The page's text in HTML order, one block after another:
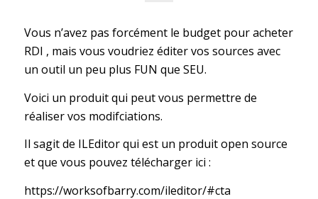
Vous n’avez pas forcément le budget pour acheter
RDI , mais vous voudriez éditer vos sources avec
un outil un peu plus FUN que SEU.
Voici un produit qui peut vous permettre de
réaliser vos modifciations.
Il sagit de ILEditor qui est un produit open source
et que vous pouvez télécharger ici :
https://worksofbarry.com/ileditor/#cta